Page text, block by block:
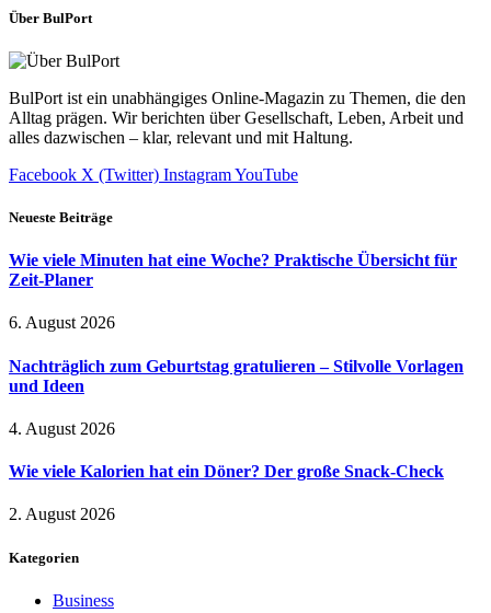
Über BulPort
BulPort ist ein unabhängiges Online-Magazin zu Themen, die den
Alltag prägen. Wir berichten über Gesellschaft, Leben, Arbeit und
alles dazwischen – klar, relevant und mit Haltung.
Facebook X (Twitter) InstagramYouTube
Neueste Beiträge
Wie viele Minuten hat eine Woche? Praktische Übersicht für
Zeit-Planer
6. August 2026
Nachträglich zum Geburtstag gratulieren – Stilvolle Vorlagen
und Ideen
4. August 2026
Wie viele Kalorien hat ein Döner? Der große Snack-Check
2. August 2026
Kategorien
Business